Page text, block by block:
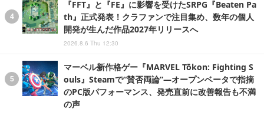
『FFT』と『FE』に影響を受けたSRPG『Beaten Pa
th』正式発表！クラファンで注目集め、数年の個人
開発が生んだ作品2027年リリースへ
2026.8.6 Thu 12:30
マーベル新作格ゲー『MARVEL Tōkon: Fighting S
ouls』Steamで“賛否両論”―オープンベータで指摘
のPC版パフォーマンス、発売直前に改善報告も不満
の声